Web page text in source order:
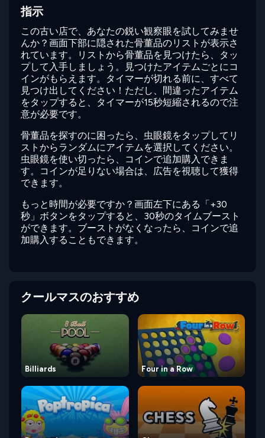
指示
この古い店で、あなたの鋭い観察眼を試してみませ
んか？画面下部に隠された骨董品のリストが表示さ
れています。リストから骨董品を見つけたら、タッ
プして入手しましょう。見つけたアイテムごとにコ
インがもらえます。タイマーが切れる前に、すべて
見つけ出してください！ただし、間違ったアイテム
をタップすると、タイマーが15秒短縮されるので注
意が必要です。
骨董品を探すのに困ったら、虫眼鏡をタップしてリ
ストからランダムにアイテムを選択してください。
虫眼鏡を使い切ったら、コインで追加購入できま
す。コインが足りない場合は、広告を視聴して獲得
できます。
もっと時間が必要ですか？画面左下にある「+30
秒」ボタンをタップすると、30秒のタイムブースト
ができます。ブーストがなくなったら、コインで追
加購入することもできます。
クールマスのおすすめ
Billiards Four in a Row